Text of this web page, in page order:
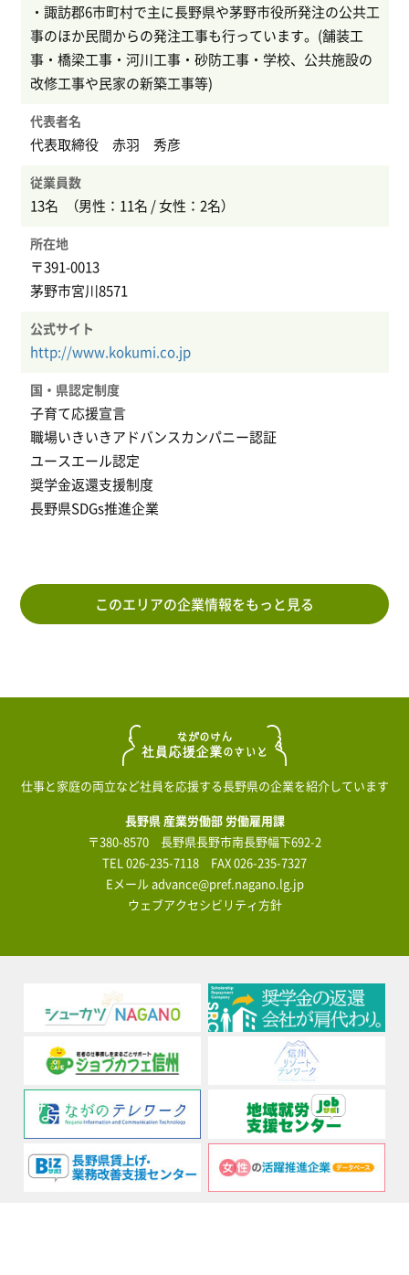
・諏訪郡6市町村で主に長野県や茅野市役所発注の公共工
事のほか民間からの発注工事も行っています。(舗装工
事・橋梁工事・河川工事・砂防工事・学校、公共施設の
改修工事や民家の新築工事等)
代表者名
代表取締役 赤羽 秀彦
従業員数
13名 （男性：11名 / 女性：2名）
所在地
〒391-0013
茅野市宮川8571
公式サイト
http://www.kokumi.co.jp
国・県認定制度
子育て応援宣言
職場いきいきアドバンスカンパニー認証
ユースエール認定
奨学金返還支援制度
長野県SDGs推進企業
このエリアの企業情報をもっと見る
仕事と家庭の両立など社員を応援する長野県の企業を紹介しています
長野県 産業労働部 労働雇用課
〒380-8570 長野県長野市南長野幅下692-2
TEL026-235-7118 FAX 026-235-7327
Eメールadvance@pref.nagano.lg.jp
ウェブアクセシビリティ方針